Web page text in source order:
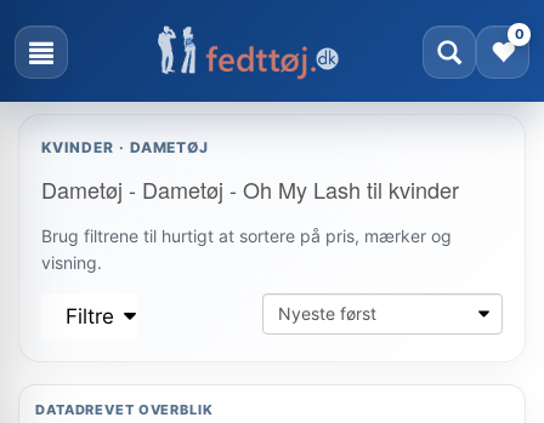
0
KVINDER · DAMETØJ
Dametøj - Dametøj - Oh My Lash til kvinder
Brug filtrene til hurtigt at sortere på pris, mærker og
visning.
Filtre
DATADREVET OVERBLIK